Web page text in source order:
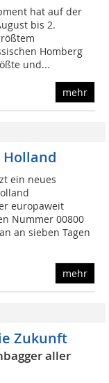
hat auf der
bis 2.
Homberg
und...
mehr
ein neues
europaweit
Nummer 00800
an sieben Tagen
mehr
Zukunft
aller